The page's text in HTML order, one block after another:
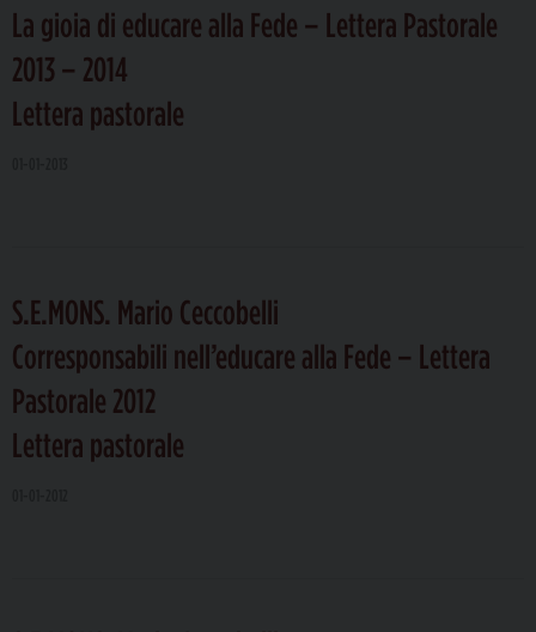
La gioia di educare alla Fede – Lettera Pastorale
2013 – 2014
Lettera pastorale
S.E.MONS. Mario Ceccobelli
Corresponsabili nell’educare alla Fede – Lettera
Pastorale 2012
Lettera pastorale